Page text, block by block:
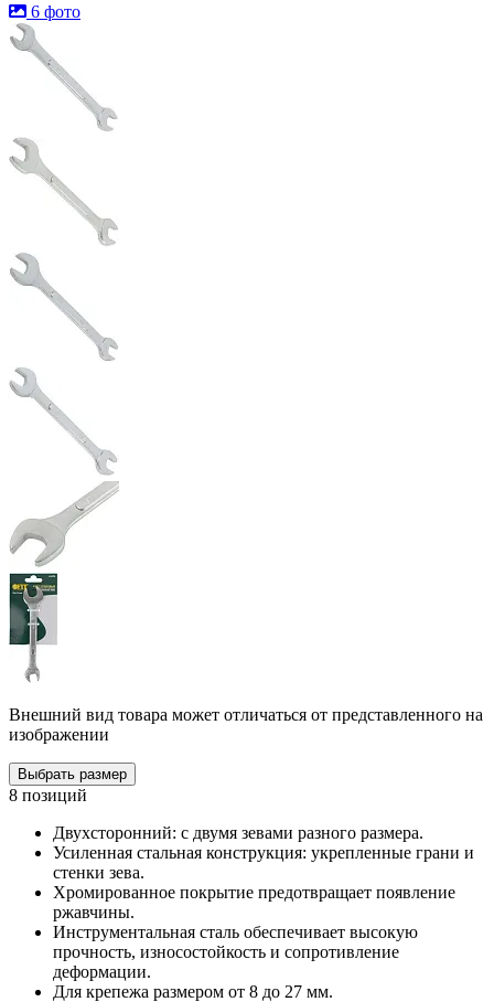
6 фото
Внешний вид товара может отличаться от представленного на
изображении
Выбрать размер
8 позиций
Двухсторонний: с двумя зевами разного размера.
Усиленная стальная конструкция: укрепленные грани и
стенки зева.
Хромированное покрытие предотвращает появление
ржавчины.
Инструментальная сталь обеспечивает высокую
прочность, износостойкость и сопротивление
деформации.
Для крепежа размером от 8 до 27 мм.